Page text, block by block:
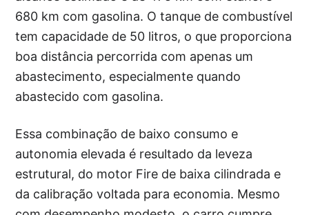
680 km com gasolina. O tanque de combustível
tem capacidade de 50 litros, o que proporciona
boa distância percorrida com apenas um
abastecimento, especialmente quando
abastecido com gasolina.
Essa combinação de baixo consumo e
autonomia elevada é resultado da leveza
estrutural, do motor Fire de baixa cilindrada e
da calibração voltada para economia. Mesmo